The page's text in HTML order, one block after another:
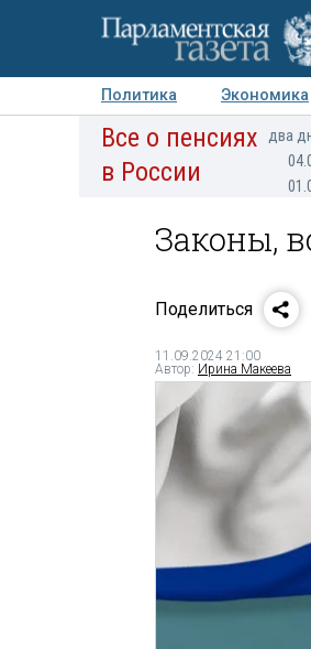
Политика Экономика
Авторы Персоны
Все о пенсиях
в России
два
Законы,
Поделиться
11.09.2024 21:00
Автор: Ирина Макеева